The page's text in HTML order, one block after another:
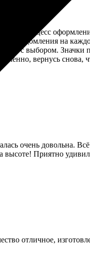
Процесс
уведомления на
с выбором. Значки
вернусь снова,
очень довольна.
высоте! Приятно
отличное,